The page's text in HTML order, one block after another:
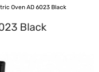
Oven AD 6023 Black
Black